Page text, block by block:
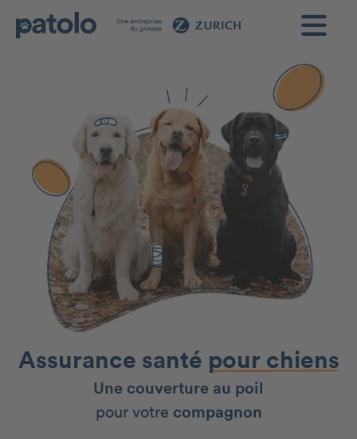
Assurance santé pour chiens
Une couverture au poil
pour votre compagnon